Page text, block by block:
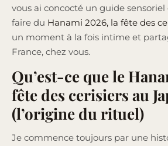
vous ai concocté un guide
faire du Hanami 2026, la fête des
un moment à la fois intime et
France, chez vous.
Qu’est-ce que le
fête des cerisiers au
(l’origine du rituel)
Je commence toujours par une